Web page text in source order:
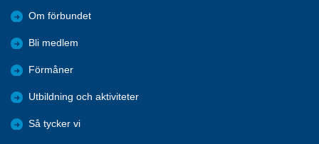
Om förbundet
Bli medlem
Förmåner
Utbildning och aktiviteter
Så tycker vi